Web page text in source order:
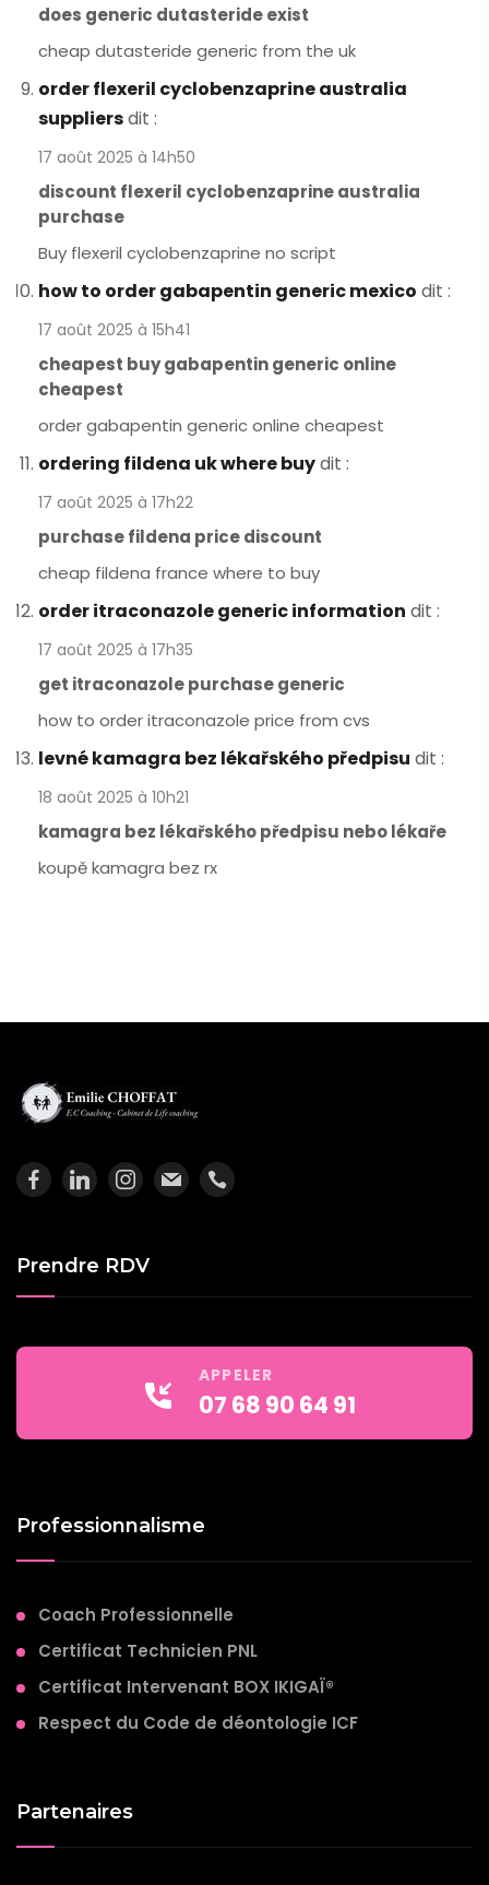
does generic dutasteride exist
cheap dutasteride generic from the uk
order flexeril cyclobenzaprine australia
suppliersdit :
17 août 2025 à 14h50
discount flexeril cyclobenzaprine australia
purchase
Buy flexeril cyclobenzaprine no script
how to order gabapentin generic mexico dit :
17 août 2025 à 15h41
cheapest buy gabapentin generic online
cheapest
order gabapentin generic online cheapest
ordering fildena uk where buydit :
17 août 2025 à 17h22
purchase fildena price discount
cheap fildena france where to buy
order itraconazole generic information dit :
17 août 2025 à 17h35
get itraconazole purchase generic
how to order itraconazole price from cvs
levné kamagra bez lékařského předpisu dit :
18 août 2025 à 10h21
kamagra bez lékařského předpisu nebo lékaře
koupě kamagra bez rx
Prendre RDV
APPELER
07 68 90 64 91
Professionnalisme
Coach Professionnelle
Certificat Technicien PNL
Certificat Intervenant BOX IKIGAÏ®
Respect du Code de déontologie ICF
Partenaires